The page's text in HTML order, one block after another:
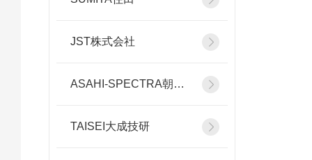
JST株式会社
ASAHI-SPECTRA朝日分光
TAISEI大成技研